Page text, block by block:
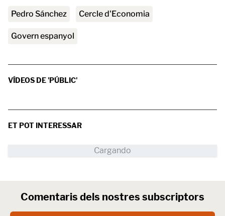
Pedro Sánchez Cercle d'Economia
govern espanyol
VÍDEOS DE 'PÚBLIC'
ET POT INTERESSAR
Comentaris dels nostres subscriptors